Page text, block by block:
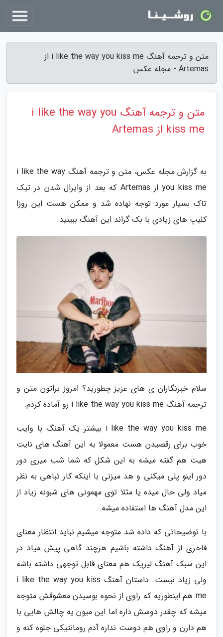
متن و ترجمه آهنگ i like the way you kiss me از
Artemas - مجله عکس
متن و ترجمه آهنگ i like the way you
kiss me از Artemas
به گزارش مجله عکس، متن و ترجمه آهنگ i like the way
you kiss me از Artemas که بعد از وایرال شدن در تیک
تاک بسیار مورد توجه نهاده شد و ممکن هست این روزا
کلیپ های زیادی با بک گراند این آهنگ ببینید.
سلام خبرنگاران ی های عزیز چطورید؟ امروز براتون متن و
ترجمه آهنگ i like the way you kiss me رو آماده کردم.
i like the way you kiss me بیشتر یک آهنگ با وایب
خوب برای رقصیدن هست معمولا به این آهنگ های نایت
هیت هم گفته میشه به این شکل که شما شب میری دور
دور اینو پلی میکنی و هد میزنی با اینکه کار تباهی به نظر
میاد ولی حال میده یا مثلا توی مهمونی های شبونه زیاد از
این مدل آهنگ ها استفاده میشه.
با توضیحاتی که داده شد متوجه میشیم نباید انتظار معنای
فاخری از آهنگ داشته باشیم هرچند گاهی پیش میاد در
این سبک آهنگ لیریک هم معنای قابل توجهی داشته باشه
ولی زیاد نیست. داستان آهنگ i like the way you kiss
me هم اینطوریه که راوی از نحوه بوسیدن معشوقش متوجه
میشه که چقدر دوسش داره اما این میون یه چالش هایی با
هم دارن و راوی هم دوست نداره آدم رومانتیکی جلوه کنه و